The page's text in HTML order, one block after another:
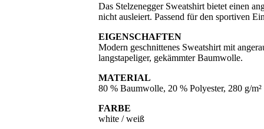
Das Stelzenegger Sweatshirt bietet einen
nicht ausleiert. Passend für den sportiven
EIGENSCHAFTEN
Modern geschnittenes Sweatshirt mit
langstapeliger, gekämmter Baumwolle.
MATERIAL
80 % Baumwolle, 20 % Polyester, 280 g/m²
FARBE
white / weiß